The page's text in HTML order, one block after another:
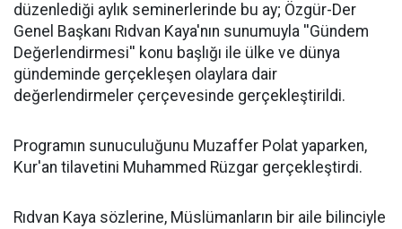
düzenlediği aylık seminerlerinde bu ay; Özgür-Der
Genel Başkanı Rıdvan Kaya'nın sunumuyla ''Gündem
Değerlendirmesi'' konu başlığı ile ülke ve dünya
gündeminde gerçekleşen olaylara dair
değerlendirmeler çerçevesinde gerçekleştirildi.
Programın sunuculuğunu Muzaffer Polat yaparken,
Kur'an tilavetini Muhammed Rüzgar gerçekleştirdi.
Rıdvan Kaya sözlerine, Müslümanların bir aile bilinciyle